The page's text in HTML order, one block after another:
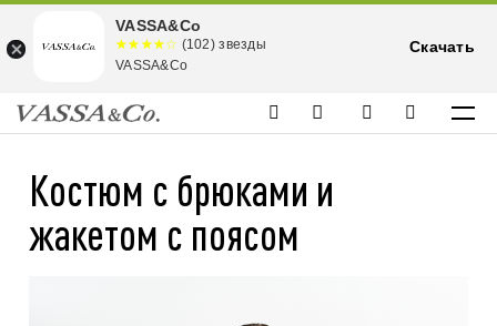
Костюм с брюками и
жакетом с поясом
VASSA&Co
☆☆☆☆☆
★★★★
★
(102) звезды
VASSA&Co
Скачать